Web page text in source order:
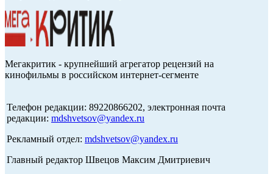
Мегакритик - крупнейший агрегатор рецензий на
кинофильмы в российском интернет-сегменте
Телефон редакции: 89220866202, электронная почта
редакции: mdshvetsov@yandex.ru
Рекламный отдел: mdshvetsov@yandex.ru
Главный редактор Швецов Максим Дмитриевич